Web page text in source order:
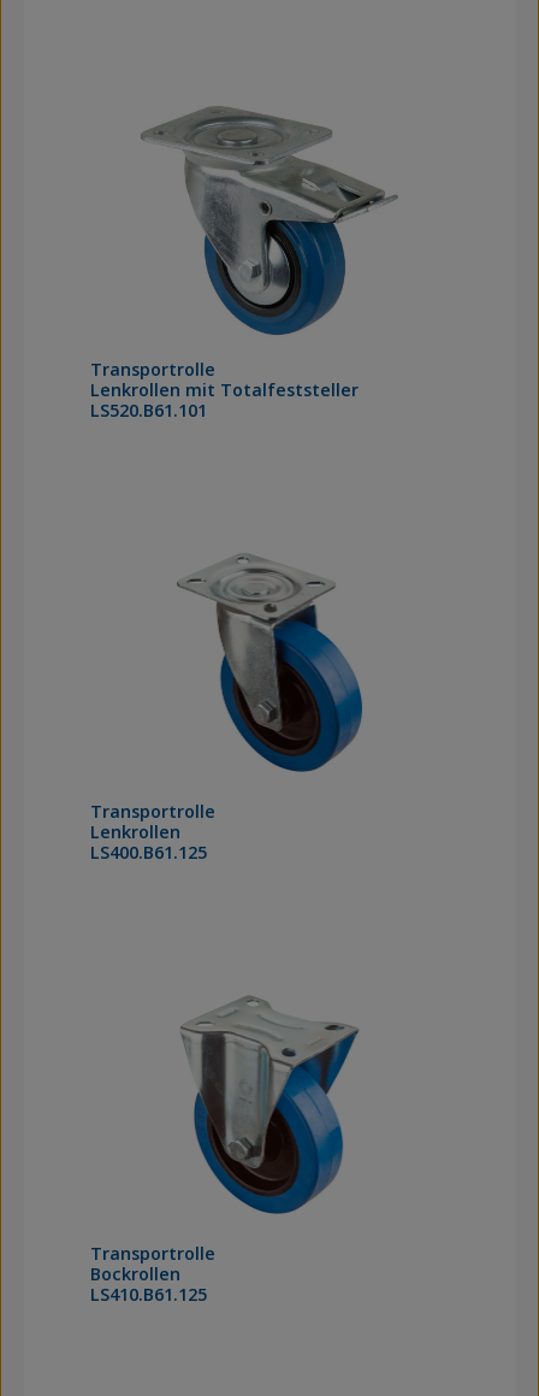
Transportrolle
Lenkrollen mit Totalfeststeller
LS520.B61.101
Transportrolle
Lenkrollen
LS400.B61.125
Transportrolle
Bockrollen
LS410.B61.125